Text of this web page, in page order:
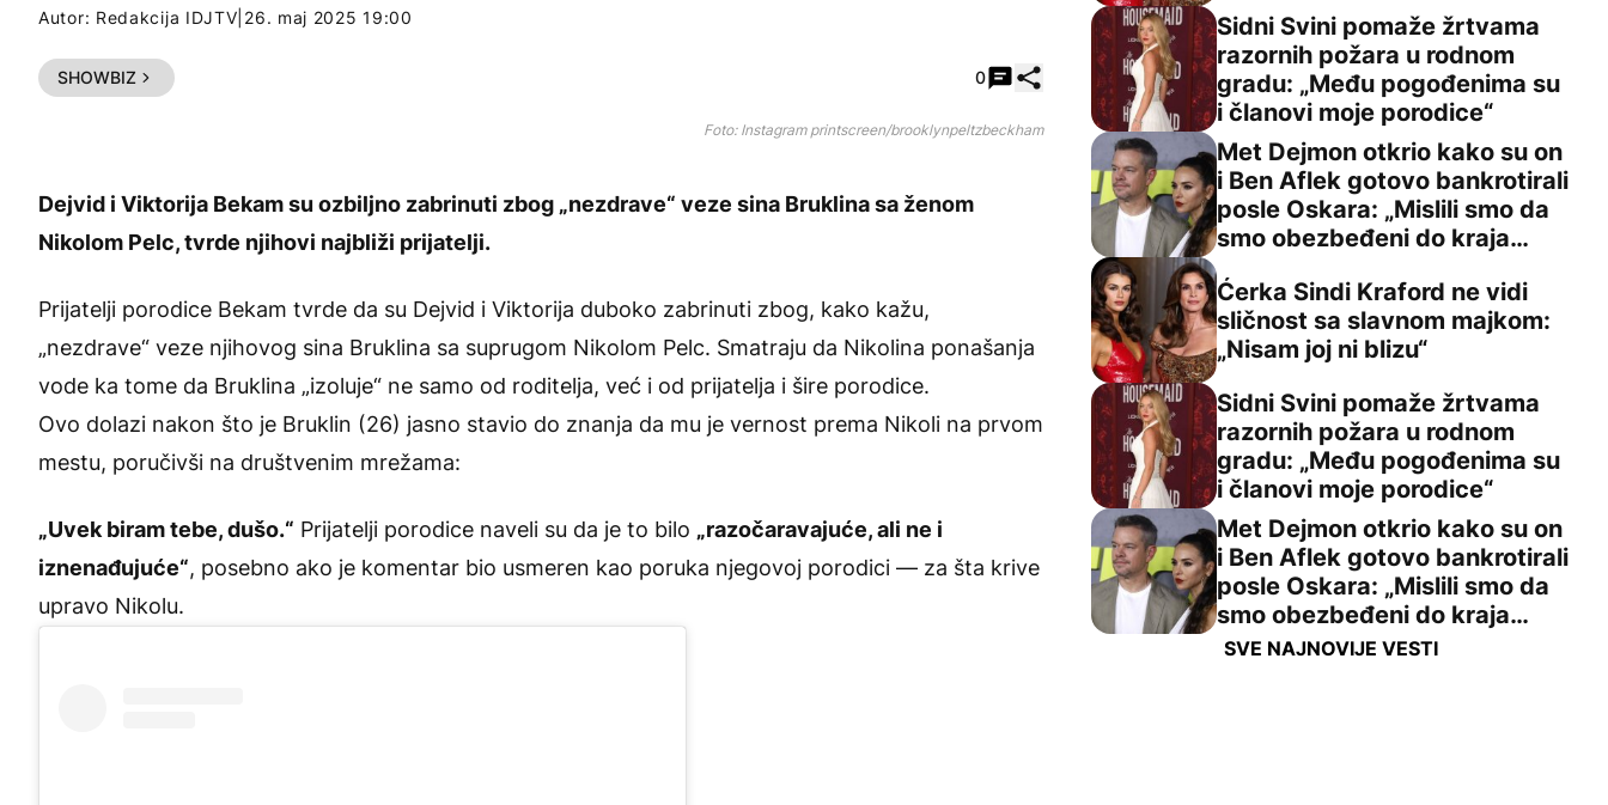
Autor: Redakcija IDJTV 26. maj 2025 19:00
SHOWBIZ 0 Podeli ovaj članak
Foto: Instagram printscreen/brooklynpeltzbeckham
Dejvid i Viktorija Bekam su ozbiljno zabrinuti zbog „nezdrave“ veze sina Bruklinasa ženom
Nikolom Pelc, tvrde njihovi najbliži prijatelji.
Prijatelji porodice Bekam tvrde da su Dejvid i Viktorija duboko zabrinuti zbog, kako kažu,
„nezdrave“ veze njihovog sina Bruklina sa suprugom Nikolom Pelc. Smatraju da Nikolina ponašanja
vode ka tome da Bruklina „izoluje“ ne samo od roditelja, već i od prijatelja i šire porodice.
Ovo dolazi nakon što je Bruklin (26) jasno stavio do znanja da mu je vernost prema Nikoli na prvom
mestu, poručivši na društvenim mrežama:
„Uvek biram tebe, dušo.“ Prijatelji porodice naveli su da je to bilo „razočaravajuće, ali ne i
iznenađujuće“, posebno ako je komentar bio usmeren kao poruka njegovoj porodici — za šta krive
upravo Nikolu.
Sidni Svini pomaže žrtvama razornih požara u rodnom
Sidni Svini pomaže žrtvama
razornih požara u rodnom
gradu: „Među pogođenima su
i članovi moje porodice“
Met Dejmon otkrio kako su on i Ben Aflek gotovo
Met Dejmon otkrio kako su on
i Ben Aflek gotovo bankrotirali
posle Oskara: „Mislili smo da
smo obezbeđeni do kraja
Ćerka Sindi Kraford ne vidi sličnost sa slavnom majkom:
Ćerka Sindi Kraford ne vidi
sličnost sa slavnom majkom:
„Nisam joj ni blizu“
Sidni Svini pomaže žrtvama razornih požara u rodnom
Sidni Svini pomaže žrtvama
razornih požara u rodnom
gradu: „Među pogođenima su
i članovi moje porodice“
Met Dejmon otkrio kako su on i Ben Aflek gotovo
Met Dejmon otkrio kako su on
i Ben Aflek gotovo bankrotirali
posle Oskara: „Mislili smo da
smo obezbeđeni do kraja
života“
SVE NAJNOVIJE VESTI